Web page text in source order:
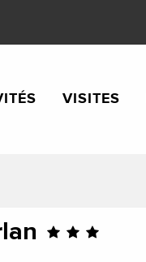
VISITES